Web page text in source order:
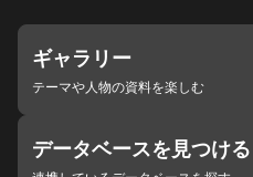
ギャラリー
テーマや人物の資料を楽しむ
データベースを見つける